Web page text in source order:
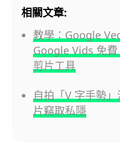
相關文章:
教學：Google
Google Vids 免
剪片工具
自拍「V 字手勢
片竊取私隱